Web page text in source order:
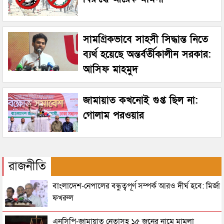
সামগ্রিকভাবে সাহসী সিদ্ধান্ত নিতে
ব্যর্থ হয়েছে অন্তর্বর্তীকালীন সরকার:
আসিফ মাহমুদ
জামায়াত কখনোই গুপ্ত ছিল না:
গোলাম পরওয়ার
রাজনীতি
বাংলাদেশ-নেপালের বন্ধুত্বপূর্ণ সম্পর্ক আরও দীর্ঘ হবে: মির্জা
ফখরুল
এনসিপি-জামায়াত নেতাসহ ১৫ জনের নামে মামলা